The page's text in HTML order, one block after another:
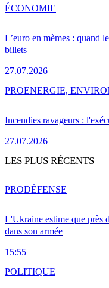
L’euro en mèmes : quand
billets
27.07.2026
ÉCONOMIE
Incendies ravageurs :
27.07.2026
PROENERGIE,
LES PLUS RÉCENTS
L'Ukraine estime que près
dans son armée
15:55
PRODÉFENSE
POLITIQUE